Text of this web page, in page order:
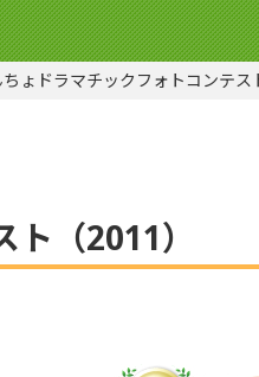
ょドラマチックフォトコンテス
（2011）